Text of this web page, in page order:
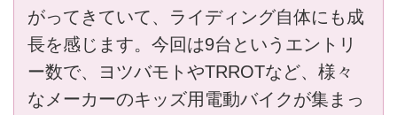
がってきていて、ライディング自体にも成
長を感じます。今回は9台というエントリ
ー数で、ヨツバモトやTRROTなど、様々
なメーカーのキッズ用電動バイクが集まっ